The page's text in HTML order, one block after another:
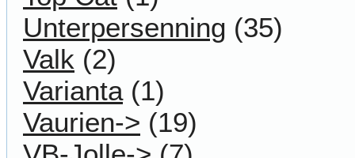
Unterpersenning (35)
Valk (2)
Varianta(1)
Vaurien-> (19)